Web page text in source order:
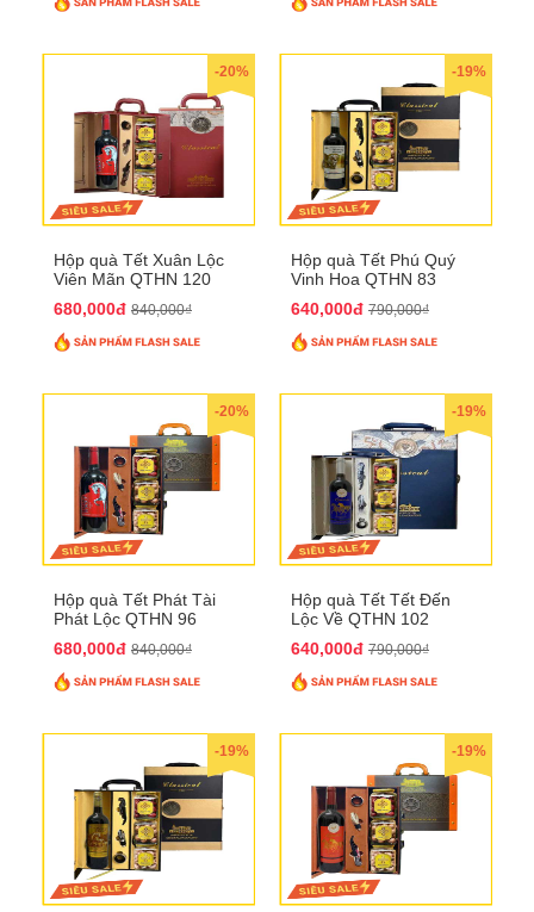
-20%
Hộp quà Tết Xuân Lộc
Viên Mãn QTHN 120
680,000đ 840,000₫
-19%
Hộp quà Tết Phú Quý
Vinh Hoa QTHN 83
640,000đ 790,000₫
-20%
Hộp quà Tết Phát Tài
Phát Lộc QTHN 96
680,000đ 840,000₫
-19%
Hộp quà Tết Tết Đến
Lộc Về QTHN 102
640,000đ 790,000₫
-19% -19%